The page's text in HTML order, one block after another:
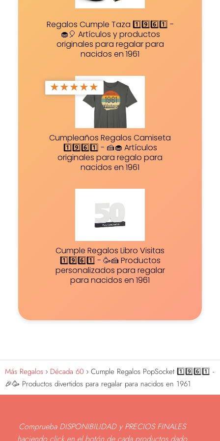
Regalos Cumple Taza 1️⃣9️⃣6️⃣1️⃣ -
🧁🎈 Artículos y productos
originales para regalar para
nacidos en 1961
★★★★★
Cumpleaños Regalos Camiseta
1️⃣9️⃣6️⃣1️⃣ - 🍰🧁 Artículos
originales para regalo para
nacidos en 1961
Cumple Regalos Libro Visitas
1️⃣9️⃣6️⃣1️⃣ - 🥳🍰 Productos
personalizados para regalar
para nacidos en 1961
Más Regalos Década 60
Cumple Regalos PopSocket 1️⃣9️⃣6️⃣1️⃣ -
🎉🥳 Productos divertidos para regalar para nacidos en 1961
Comprueba DISPONIBILIDAD y PRECIOS FINALES
haciendo click en el botón de cada productos dado